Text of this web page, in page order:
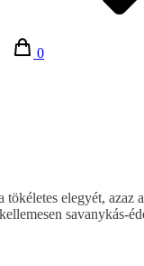
0
elegyét, azaz
savanykás-